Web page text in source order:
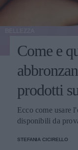
Come e
prodotti
Ecco come usare
disponibili da
STEFANIA CICIRELLO